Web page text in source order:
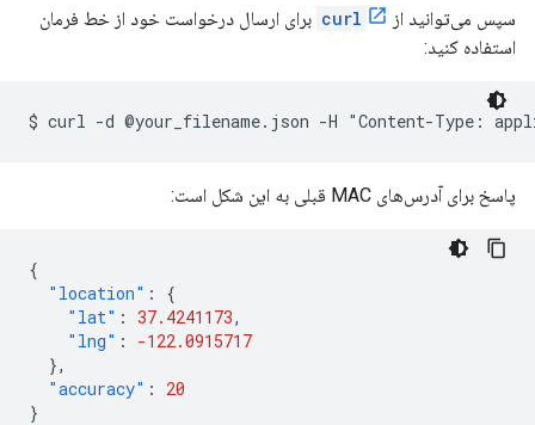
سپس می‌توانید از curl برای ارسال درخواست خود از خط فرمان
استفاده کنید:
$ curl -d @your_filename.json -H "Content-Type:
پاسخ برای آدرس‌های MAC قبلی به این شکل است:
{
"location" :
{
"lat" : 37.4241173,
"lng" :
-122.0915717
},
"accuracy" :
20
}